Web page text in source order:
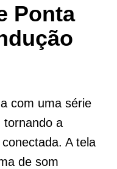
Ponta
com uma série
tornando a
A tela
de som